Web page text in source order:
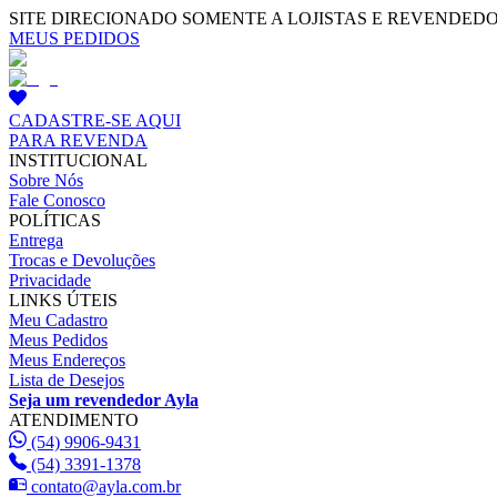
SITE DIRECIONADO SOMENTE A LOJISTAS E
MEUS PEDIDOS
CADASTRE-SE AQUI
PARA REVENDA
INSTITUCIONAL
Sobre Nós
Fale Conosco
POLÍTICAS
Entrega
Trocas e Devoluções
Privacidade
LINKS ÚTEIS
Meu Cadastro
Meus Pedidos
Meus Endereços
Lista de Desejos
Seja um revendedor Ayla
ATENDIMENTO
(54) 9906-9431
(54) 3391-1378
contato@ayla.com.br